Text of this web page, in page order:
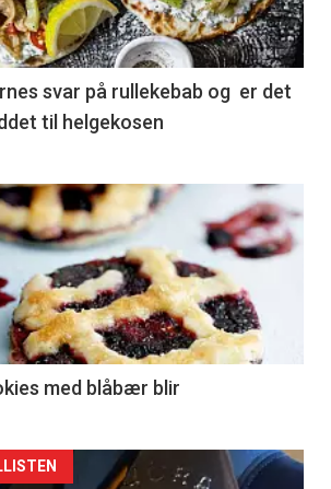
svar på rullekebab og er det
til helgekosen
med blåbær blir